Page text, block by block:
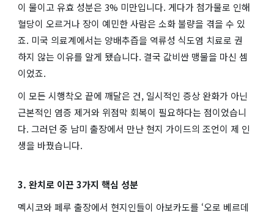
이 물이고 유효 성분은 3% 미만입니다. 게다가 첨가물로 인해
혈당이 오르거나 장이 예민한 사람은 소화 불량을 겪을 수 있
죠. 미국 의료계에서는 양배추즙을 역류성 식도염 치료로 권
하지 않는 이유를 알게 됐습니다. 결국 값비싼 맹물을 마신 셈
이었죠.
이 모든 시행착오 끝에 깨달은 건, 일시적인 증상 완화가 아닌
근본적인 염증 제거와 위점막 회복이 필요하다는 점이었습니
다. 그러던 중 남미 출장에서 만난 현지 가이드의 조언이 제 인
생을 바꿨습니다.
3. 완치로 이끈 3가지 핵심 성분
멕시코와 페루 출장에서 현지인들이 아보카도를 ‘오로 베르데